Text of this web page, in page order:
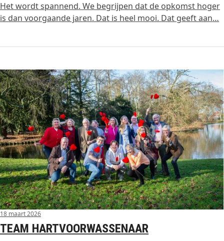
Het wordt spannend. We begrijpen dat de opkomst hoger
is dan voorgaande jaren. Dat is heel mooi. Dat geeft aan…
18 maart 2026
TEAM HARTVOORWASSENAAR